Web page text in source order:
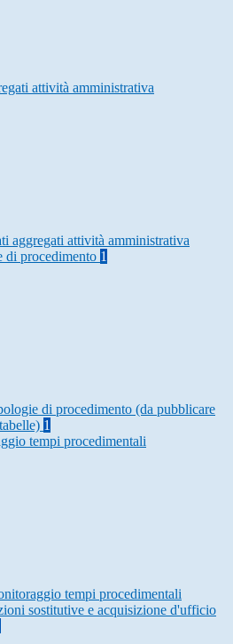
attività amministrativa
aggregati attività amministrativa
di procedimento 1
di procedimento (da pubblicare
1
tempi procedimentali
tempi procedimentali
sostitutive e acquisizione d'ufficio